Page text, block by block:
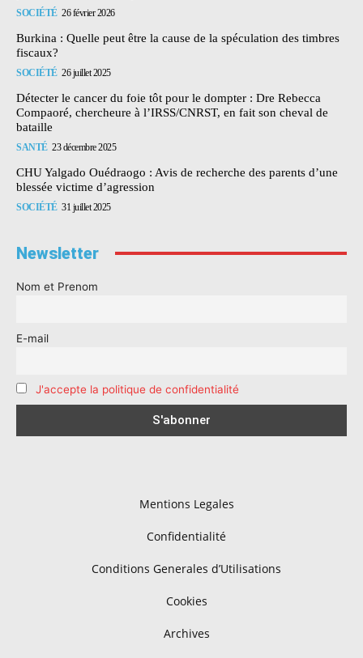
SOCIÉTÉ 26 février 2026
Burkina : Quelle peut être la cause de la spéculation des timbres
fiscaux?
SOCIÉTÉ 26 juillet 2025
Détecter le cancer du foie tôt pour le dompter : Dre Rebecca
Compaoré, chercheure à l’IRSS/CNRST, en fait son cheval de
bataille
SANTÉ 23 décembre 2025
CHU Yalgado Ouédraogo : Avis de recherche des parents d’une
blessée victime d’agression
SOCIÉTÉ 31 juillet 2025
Newsletter
Nom et Prenom
E-mail
J'accepte la politique de confidentialité
Mentions Legales
Confidentialité
Conditions Generales d’Utilisations
Cookies
Archives